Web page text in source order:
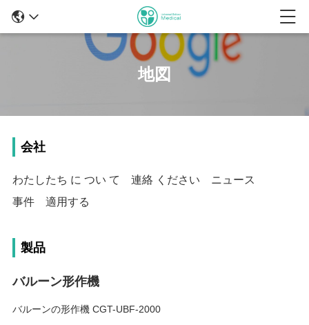
地図
会社
わたしたち に つい て 連絡 ください
ニュース
事件
適用する
製品
バルーン形作機
バルーンの形作機 CGT-UBF-2000